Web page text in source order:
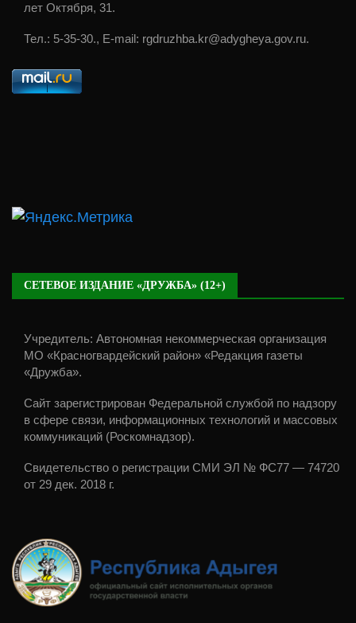
лет Октября, 31.
Тел.: 5-35-30., E-mail: rgdruzhba.kr@adygheya.gov.ru.
СЕТЕВОЕ ИЗДАНИЕ «ДРУЖБА» (12+)
Учредитель: Автономная некоммерческая организация
МО «Красногвардейский район» «Редакция газеты
«Дружба».
Сайт зарегистрирован Федеральной службой по надзору
в сфере связи, информационных технологий и массовых
коммуникаций (Роскомнадзор).
Свидетельство о регистрации СМИ ЭЛ № ФС77 — 74720
от 29 дек. 2018 г.